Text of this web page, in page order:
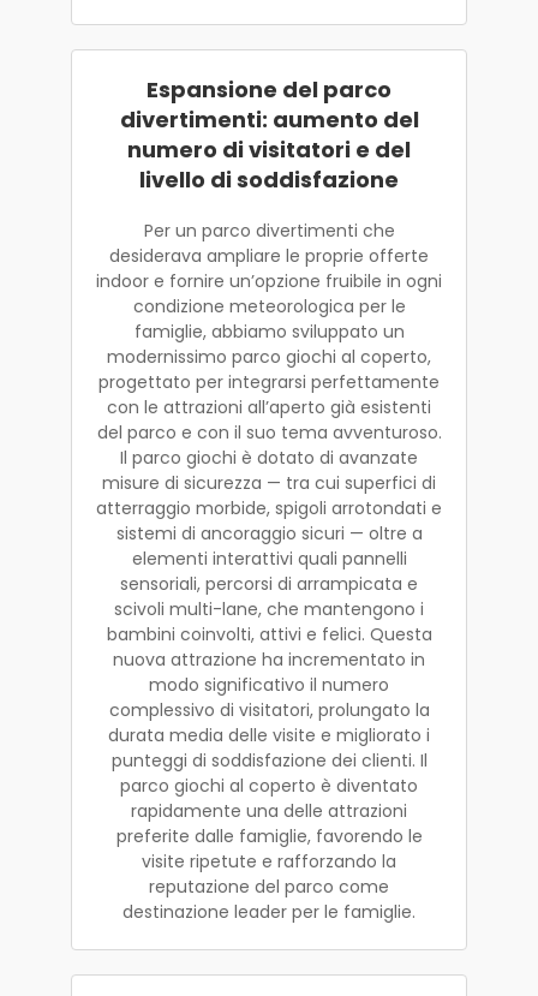
Espansione del parco
divertimenti: aumento del
numero di visitatori e del
livello di soddisfazione
Per un parco divertimenti che
desiderava ampliare le proprie offerte
indoor e fornire un’opzione fruibile in ogni
condizione meteorologica per le
famiglie, abbiamo sviluppato un
modernissimo parco giochi al coperto,
progettato per integrarsi perfettamente
con le attrazioni all’aperto già esistenti
del parco e con il suo tema avventuroso.
Il parco giochi è dotato di avanzate
misure di sicurezza — tra cui superfici di
atterraggio morbide, spigoli arrotondati e
sistemi di ancoraggio sicuri — oltre a
elementi interattivi quali pannelli
sensoriali, percorsi di arrampicata e
scivoli multi-lane, che mantengono i
bambini coinvolti, attivi e felici. Questa
nuova attrazione ha incrementato in
modo significativo il numero
complessivo di visitatori, prolungato la
durata media delle visite e migliorato i
punteggi di soddisfazione dei clienti. Il
parco giochi al coperto è diventato
rapidamente una delle attrazioni
preferite dalle famiglie, favorendo le
visite ripetute e rafforzando la
reputazione del parco come
destinazione leader per le famiglie.